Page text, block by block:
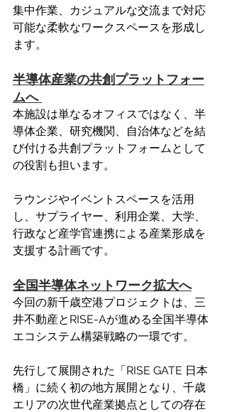
集中作業、カジュアルな交流まで対応
可能な柔軟なワークスペースを形成し
ます。
半導体産業の共創プラットフォー
ムへ
本施設は単なるオフィスではなく、半
導体企業、研究機関、自治体などを結
び付ける共創プラットフォームとして
の役割も担います。
ラウンジやイベントスペースを活用
し、サプライヤー、利用企業、大学、
行政など産学官連携による産業形成を
支援する計画です。
全国半導体ネットワーク拡大へ
今回の新千歳空港プロジェクトは、三
井不動産とRISE-Aが進める全国半導体
エコシステム構築戦略の一環です。
先行して展開された「RISE GATE 日本
橋」に続く初の地方展開となり、千歳
エリアの次世代産業拠点としての存在